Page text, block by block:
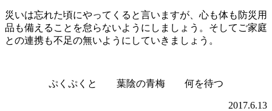
災いは忘れた頃にやってくると言いますが、心も体も防災用
品も備えることを怠らないようにしましょう。そしてご家庭
との連携も不足の無いようにしていきましょう。
ぷくぷくと 葉陰の青梅 何を待つ
2017.6.13